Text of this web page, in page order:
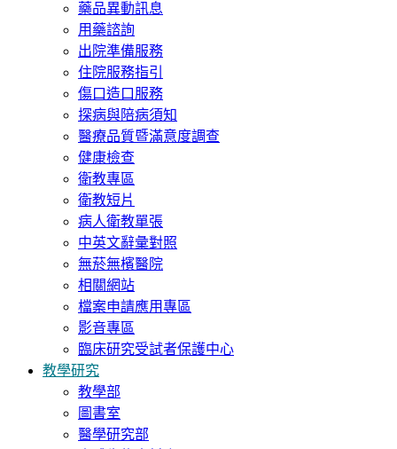
藥品異動訊息
用藥諮詢
出院準備服務
住院服務指引
傷口造口服務
探病與陪病須知
醫療品質暨滿意度調查
健康檢查
衛教專區
衛教短片
病人衛教單張
中英文辭彙對照
無菸無檳醫院
相關網站
檔案申請應用專區
影音專區
臨床研究受試者保護中心
教學研究
教學部
圖書室
醫學研究部